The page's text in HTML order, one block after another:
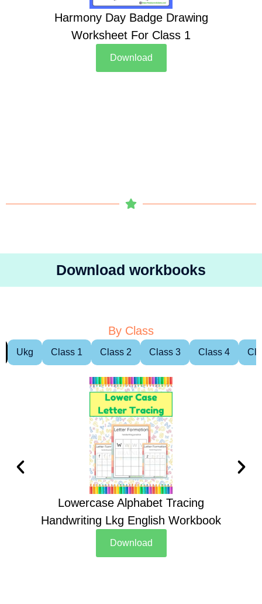
Harmony Day Badge Drawing
Worksheet For Class 1
Download
Download workbooks
By Class
Ukg Class 1 Class 2 Class 3 Class 4
Lowercase Alphabet Tracing
Handwriting Lkg English Workbook
Download